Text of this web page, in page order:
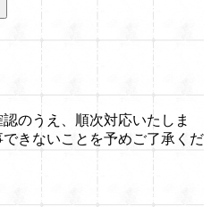
のうえ、順次対応いたしま
きないことを予めご了承くだ